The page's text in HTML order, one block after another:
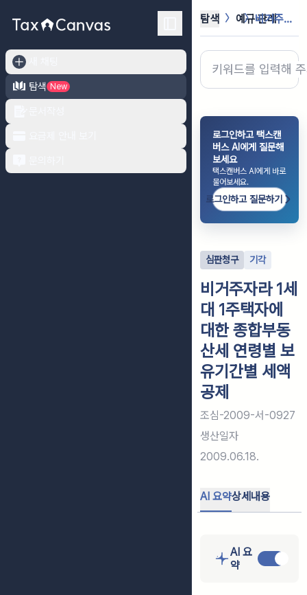
탐색
New
탐색 예규·판례 비거주자라 1세대 1주택자에 대한 종...
로그인하고 택스캔
버스 AI에게 질문해
보세요
택스캔버스 AI에게 바로
물어보세요.
로그인하고 질문하기
심판청구 기각
비거주자라 1세
대 1주택자에
대한 종합부동
산세 연령별 보
유기간별 세액
공제
조심-2009-서-0927
생산일자
2009.06.18.
AI 요약상세내용
AI 요
약